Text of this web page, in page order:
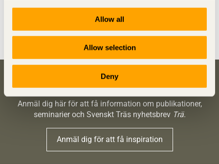
Allow all
Allow selection
Deny
Läs remissvaret i sin helhet här (pdf).
Dela denna sida:
Bli inspirerad och lär dig mer om trä
Anmäl dig här för att få information om publikationer,
seminarier och Svenskt Träs nyhetsbrev Trä.
Anmäl dig för att få inspiration